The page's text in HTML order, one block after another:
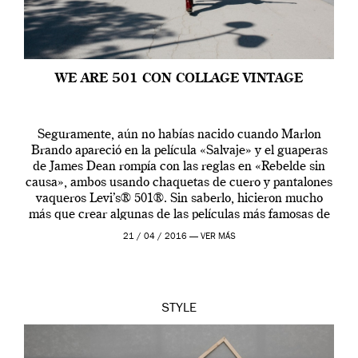
WE ARE 501 CON COLLAGE VINTAGE
Seguramente, aún no habías nacido cuando Marlon
Brando apareció en la película «Salvaje» y el guaperas
de James Dean rompía con las reglas en «Rebelde sin
causa», ambos usando chaquetas de cuero y pantalones
vaqueros Levi’s® 501®. Sin saberlo, hicieron mucho
más que crear algunas de las películas más famosas de
los años cincuenta… Marlon y […]
21 / 04 / 2016 — VER MÁS
STYLE